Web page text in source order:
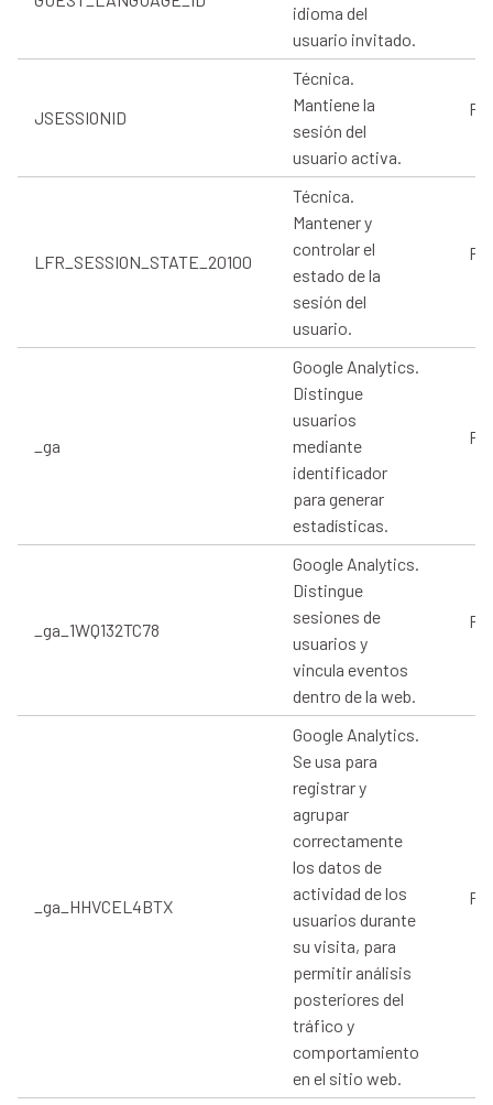
idioma del
usuario invitado.
JSESSIONID
Técnica.
Mantiene la
sesión del
usuario activa.
LFR_SESSION_STATE_20100
Técnica.
Mantener y
controlar el
estado de la
sesión del
usuario.
_ga
Google Analytics.
Distingue
usuarios
mediante
identificador
para generar
estadísticas.
_ga_1WQ132TC78
Google Analytics.
Distingue
sesiones de
usuarios y
vincula eventos
dentro de la web.
_ga_HHVCEL4BTX
Google Analytics.
Se usa para
registrar y
agrupar
correctamente
los datos de
actividad de los
usuarios durante
su visita, para
permitir análisis
posteriores del
tráfico y
comportamiento
en el sitio web.